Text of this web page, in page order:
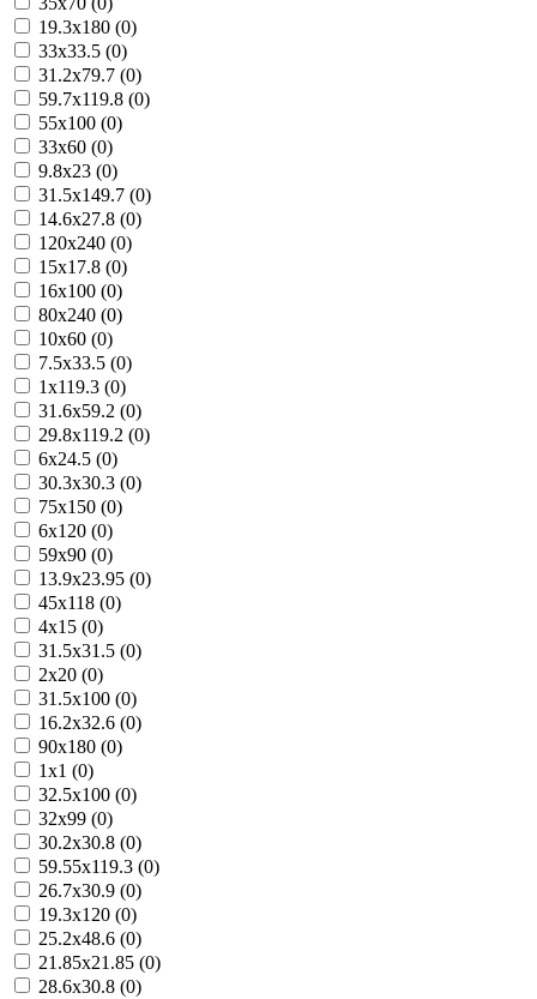
19.3x180 (0)
33x33.5 (0)
31.2x79.7 (0)
59.7x119.8 (0)
55x100 (0)
33x60 (0)
9.8x23 (0)
31.5x149.7 (0)
14.6x27.8 (0)
120x240 (0)
15x17.8 (0)
16x100 (0)
80x240 (0)
10x60 (0)
7.5x33.5 (0)
1x119.3 (0)
31.6x59.2 (0)
29.8x119.2 (0)
6x24.5 (0)
30.3x30.3 (0)
75x150 (0)
6x120 (0)
59x90 (0)
13.9x23.95 (0)
45x118 (0)
4x15 (0)
31.5x31.5 (0)
2x20 (0)
31.5x100 (0)
16.2x32.6 (0)
90x180 (0)
1x1 (0)
32.5x100 (0)
32x99 (0)
30.2x30.8 (0)
59.55x119.3 (0)
26.7x30.9 (0)
19.3x120 (0)
25.2x48.6 (0)
21.85x21.85 (0)
28.6x30.8 (0)